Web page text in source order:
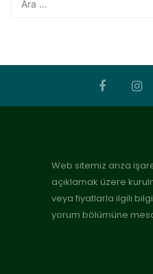
Web sitemiz arıza
açıklamak üzere
veya fiyatlarla ilgili
yorum bölümüne